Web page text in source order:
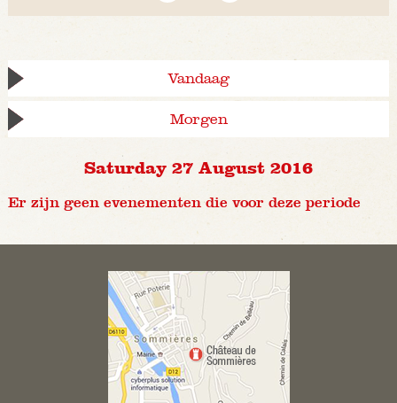
Vandaag
Morgen
Saturday 27 August 2016
Er zijn geen evenementen die voor deze periode